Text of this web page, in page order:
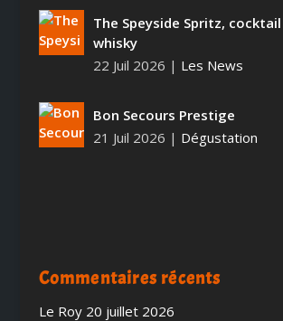
The Speyside Spritz,
whisky
22 Juil 2026 | Les News
Bon Secours Prestige
21 Juil 2026 | Dégustation
Commentaires récents
Le Roy 20 juillet 2026